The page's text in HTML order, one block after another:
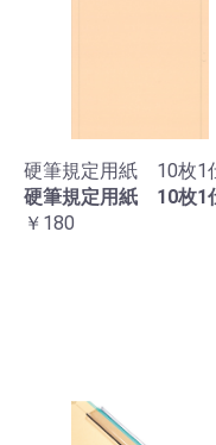
硬筆規定用紙 10枚1
硬筆規定用紙 10枚1
￥180